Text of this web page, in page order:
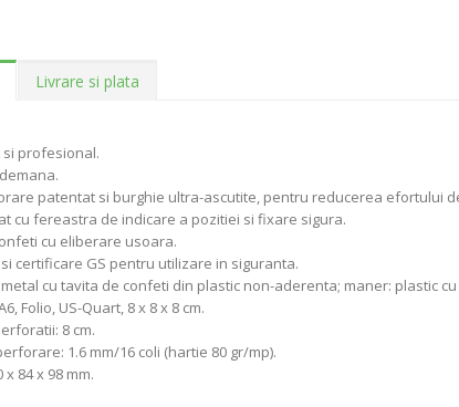
Livrare si plata
si profesional.
patentat si burghie ultra-ascutite, pentru reducerea efortului
cu fereastra de indicare a pozitiei si fixare sigura.
cu eliberare usoara.
certificare GS pentru utilizare in siguranta.
cu tavita de confeti din plastic non-aderenta; maner: plastic
Folio, US-Quart, 8 x 8 x 8 cm.
8 cm.
1.6 mm/16 coli (hartie 80 gr/mp).
84 x 98 mm.